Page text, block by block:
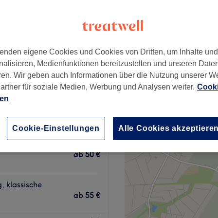
506 Bewertungen
Maniküre,
ab 50 €
klassische
ab 55 €
+
−
eigene Cookies und Cookies von Dritten, um Inhalte
Medienfunktionen bereitzustellen und unseren
Wir geben auch Informationen über die Nutzung unserer
für soziale Medien, Werbung und Analysen weiter.
Cookie-Einstellungen Alle Cookies akzeptieren